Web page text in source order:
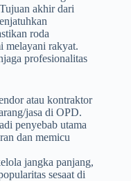
akhir dari
roda
melayani rakyat.
profesionalitas
atau kontraktor
jasa di OPD.
penyebab utama
dan memicu
jangka panjang,
sesaat di